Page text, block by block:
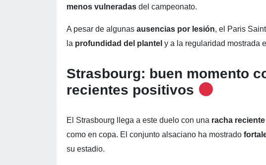
menos vulneradas del campeonato.
A pesar de algunas ausencias por lesión, el Paris
la profundidad del plantel y a la regularidad mostrada
Strasbourg: buen momento
recientes positivos
El Strasbourg llega a este duelo con una racha
como en copa. El conjunto alsaciano ha mostrado
su estadio.